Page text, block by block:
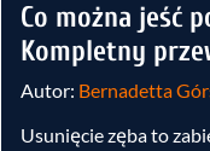
Co można jeść
Kompletny
Autor: Bernadetta
Usunięcie zęba to